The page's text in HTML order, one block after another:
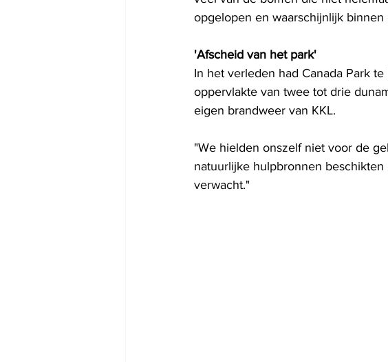
opgelopen en waarschijnlijk
'Afscheid van het park'
In het verleden had Canada Park
oppervlakte van twee tot drie
eigen brandweer van KKL.
"We hielden onszelf niet voor de
natuurlijke hulpbronnen
verwacht."